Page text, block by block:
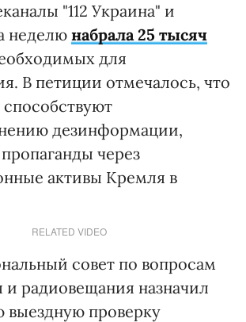
"112 Украина" и
неделю набрала 25 тысяч
для
В петиции отмечалось, что
дезинформации,
через
активы Кремля в
RELATED VIDEO
совет по вопросам
и радиовещания назначил
выездную проверку